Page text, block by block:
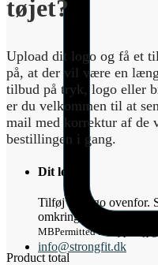
info@strongfit.dk
tøjet?
Upload dit logo og få et
på, at der vil være en
tilbud på tryk, logo eller
er du velkommen til at
mail med korrektur af de
bestillingen i gang.
Dit logo
Tilføj dit logo ovenfor.
omkring pris,
MBPermitted file types: jpg
Product total